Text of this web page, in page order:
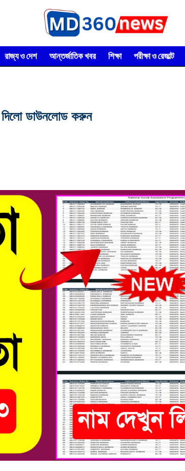
রাজ্য ও দেশ আন্তর্জাতিক খবর শিক্ষা পরীক্ষা ও রেজাল্ট
দিলো ডাউনলোড করুন